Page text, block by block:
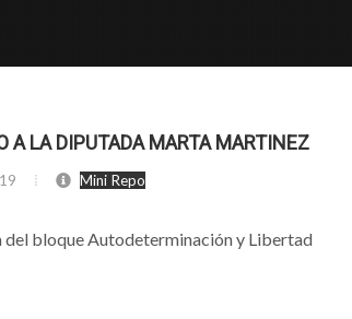
A LA DIPUTADA MARTA MARTINEZ
Mini Repo
del bloque Autodeterminación y Libertad